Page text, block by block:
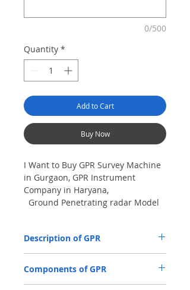
0/500
Quantity *
Add to Cart
Buy Now
I Want to Buy GPR Survey Machine
in Gurgaon, GPR Instrument
Company in Haryana,
Ground Penetrating radar Model
Description of GPR
(GPR) is used for location and analysis of
Components of GPR